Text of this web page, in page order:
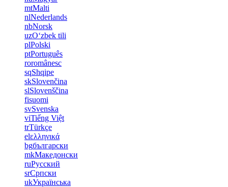
mtMalti
nlNederlands
nbNorsk
uzOʻzbek tili
plPolski
ptPortuguês
roromânesc
sqShqipe
skSlovenčina
slSlovenščina
fisuomi
svSvenska
viTiếng Việt
trTürkçe
elελληνικά
bgбългарски
mkМакедонски
ruРусский
srСрпски
ukУкраїнська